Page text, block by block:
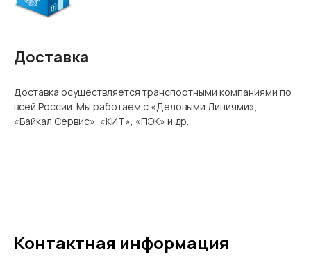
Доставка
Доставка осуществляется транспортными компаниями по
всей России. Мы работаем с «Деловыми Линиями»,
«Байкал Сервис», «КИТ», «ПЭК» и др.
Контактная информация